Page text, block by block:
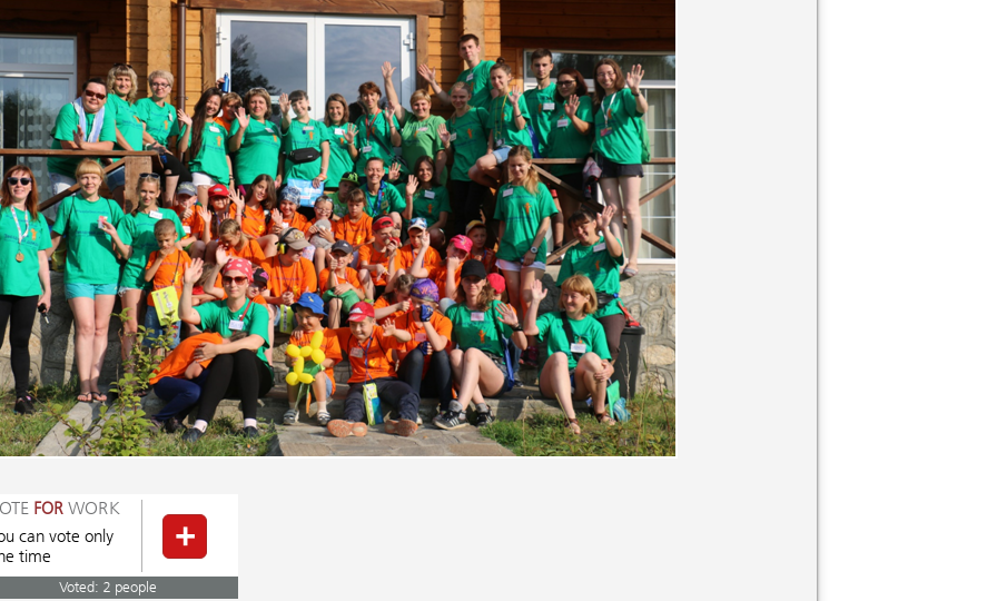
FOR WORK
can vote only
time
Voted: 2 people